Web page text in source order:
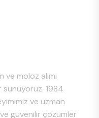
moloz alımı
sunuyoruz. 1984
ve uzman
güvenilir çözümler